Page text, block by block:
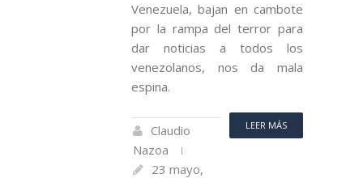
Venezuela, bajan en cambote
por la rampa del terror para
dar noticias a todos los
venezolanos, nos da mala
espina.
LEER MÁS
Claudio
Nazoa
23 mayo,